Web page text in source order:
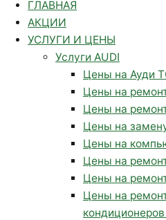
ГЛАВНАЯ
АКЦИИ
УСЛУГИ И ЦЕНЫ
Услуги AUDI
Цены на Ауди
Цены на
Цены на
Цены на
Цены на
Цены на
Цены на
Цены на